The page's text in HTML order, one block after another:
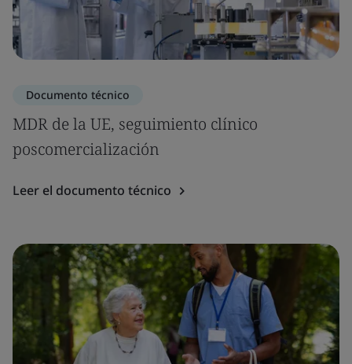
Documento técnico
MDR de la UE, seguimiento clínico
poscomercialización
Leer el documento técnico